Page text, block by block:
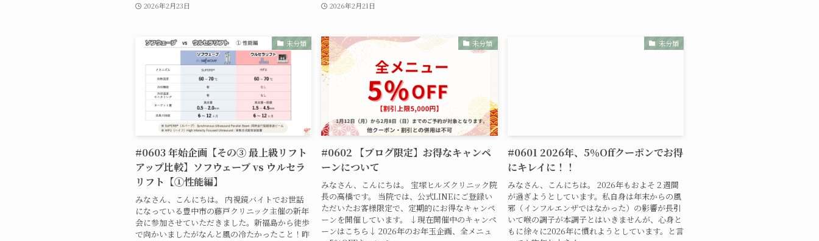
2026年2月23日 2026年2月21日
未分類
#0603 年始企画【その③ 最上級リフト
アップ比較】ソフウェーブ vs ウルセラ
リフト【①性能編】
みなさん、こんにちは。 内視鏡バイトでお世話
になっている豊中市の藤戸クリニック主催の新年
会に参加させていただきました。新福島から徒歩
で向かいましたがなんと風の冷たかったこと！昨
未分類
#0602 【ブログ限定】お得なキャンペ
ーンについて
みなさん、こんにちは。 宝塚ヒルズクリニック院
長の高橋です。 当院では、公式LINEにご登録い
ただいたお客様限定で、定期的にお得なキャンペ
ーンを開催しています。 ↓現在開催中のキャンペ
ーンはこちら↓ 2026年のお年玉企画、全メニュ
未分類
#0601 2026年、5％Offクーポンでお得
にキレイに！！
みなさん、こんにちは。 2026年もおよそ２週間
が過ぎようとしています。私自身は年末からの風
邪（インフルエンザではなかった）の影響が長引
いて喉の調子が本調子とはいきませんが、心身と
もに徐々に2026年に慣れようとしています。と言